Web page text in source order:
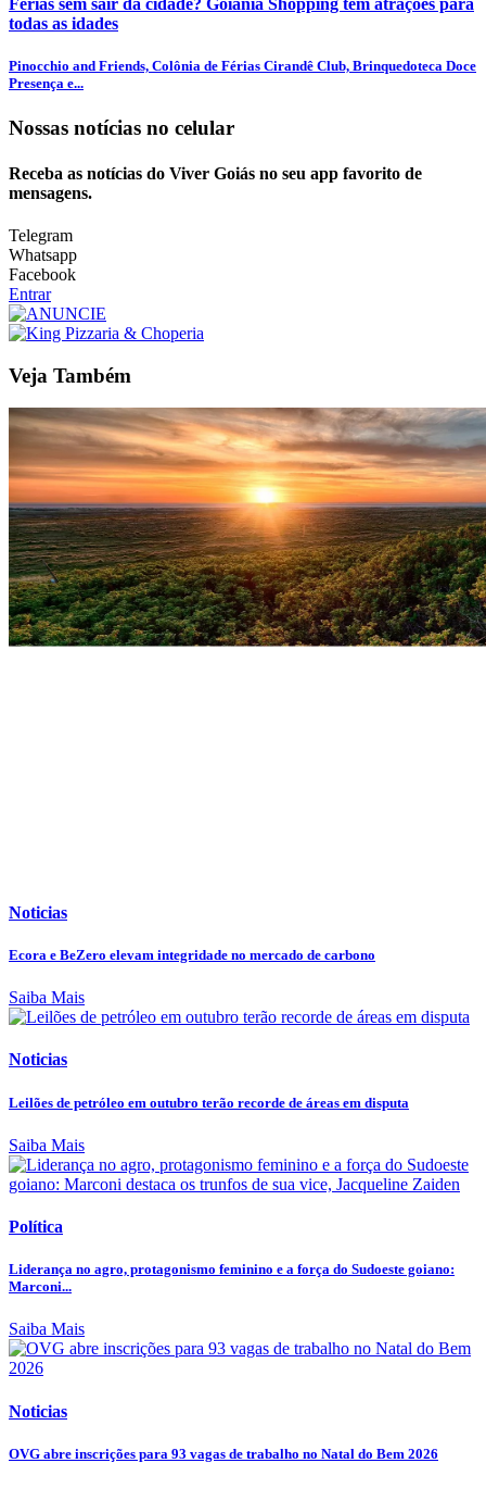
Férias sem sair da cidade? Goiânia Shopping tem atrações para
todas as idades
Pinocchio and Friends, Colônia de Férias Cirandê Club, Brinquedoteca Doce
Presença e...
Nossas notícias no celular
Receba as notícias do Viver Goiás no seu app favorito de
mensagens.
Telegram
Whatsapp
Facebook
Entrar
Veja Também
Noticias
Ecora e BeZero elevam integridade no mercado de carbono
Saiba Mais
Noticias
Leilões de petróleo em outubro terão recorde de áreas em disputa
Saiba Mais
Política
Liderança no agro, protagonismo feminino e a força do Sudoeste goiano:
Marconi...
Saiba Mais
Noticias
OVG abre inscrições para 93 vagas de trabalho no Natal do Bem 2026